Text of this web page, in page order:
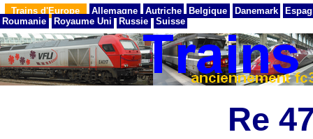
Trains d'Europe Allemagne Autriche Belgique Danemark
Roumanie
Royaume Uni Russie Suisse
Re